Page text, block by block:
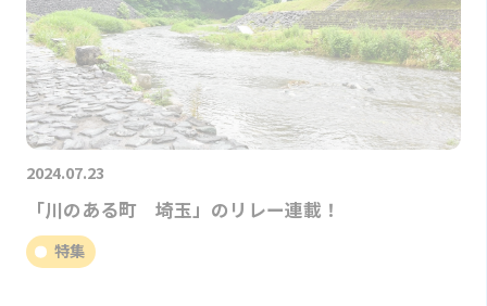
2024.07.23
「川のある町 埼玉」のリレー連載！
特集